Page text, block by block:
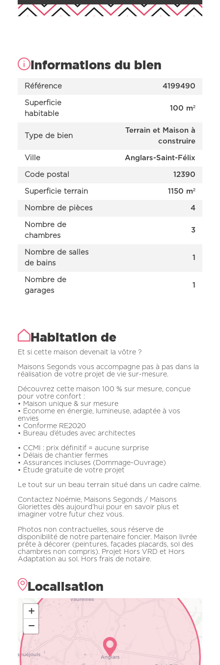
Nos offres
Nous connaître
Informations du bien
Référence 4199490
Superficie
habitable
100 m²
Type de bien
Terrain et Maison à
construire
Ville Anglars-Saint-Félix
Code postal 12390
Superficie terrain 1150 m²
Nombre de pièces 4
Nombre de
chambres
3
Nombre de salles
de bains
1
Nombre de
garages
1
Habitation de
Et si cette maison devenait la vôtre ?
Maisons Segonds vous accompagne pas à pas dans la
réalisation de votre projet de vie sur-mesure.
Découvrez cette maison 100 % sur mesure, conçue
pour votre confort :
• Maison unique & sur mesure
• Économe en énergie, lumineuse, adaptée à vos
envies
• Conforme RE2020
• Bureau d’études avec architectes
• CCMI : prix définitif = aucune surprise
• Délais de chantier fermes
• Assurances incluses (Dommage-Ouvrage)
• Étude gratuite de votre projet
Le tout sur un beau terrain situé dans un cadre calme.
Contactez Noémie, Maisons Segonds / Maisons
Gloriettes dès aujourd’hui pour en savoir plus et
imaginer votre futur chez vous.
Photos non contractuelles, sous réserve de
disponibilité de notre partenaire foncier. Maison livrée
prête à décorer (peintures, façades placards, sol des
chambres non compris). Projet Hors VRD et Hors
Adaptation au sol. Hors frais de notaire.
Localisation
+
−